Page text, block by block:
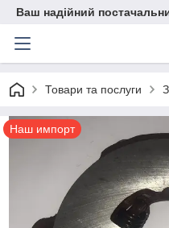
Ваш надійний
Товари та послуги
Наш импорт